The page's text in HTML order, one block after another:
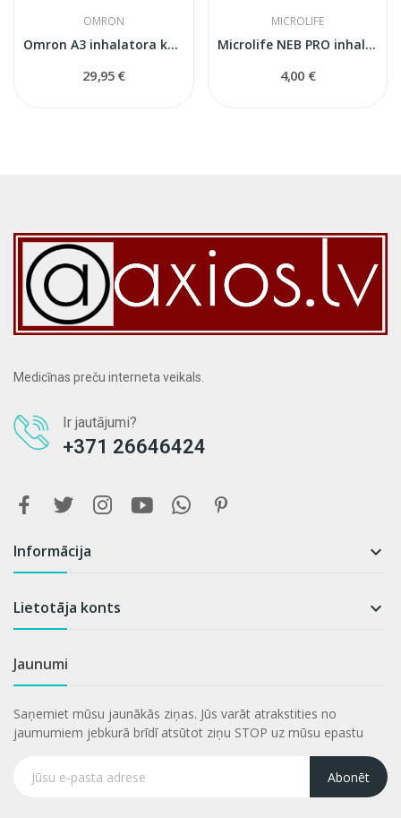
OMRON
Omron A3 inhalatora komplekts
29,95 €
MICROLIFE
Microlife NEB PRO inhalatora filtri
4,00 €
Medicīnas preču interneta veikals.
Ir jautājumi?
+371 26646424
Informācija 
Lietotāja konts 
Jaunumi
Saņemiet mūsu jaunākās ziņas. Jūs varāt atrakstities no
jaumumiem jebkurā brīdī atsūtot ziņu STOP uz mūsu epastu
Abonēt